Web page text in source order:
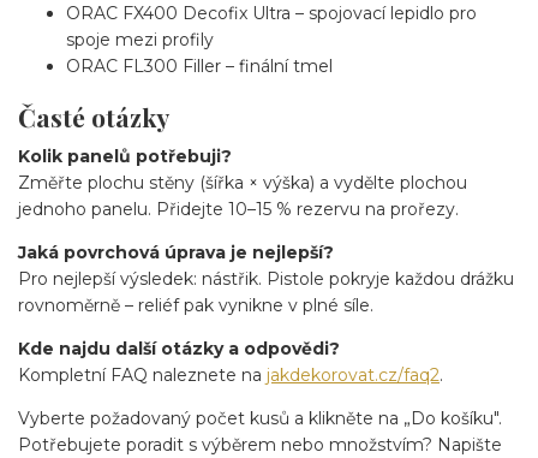
ORAC FX400 Decofix Ultra – spojovací lepidlo pro
spoje mezi profily
ORAC FL300 Filler – finální tmel
Časté otázky
Kolik panelů potřebuji?
Změřte plochu stěny (šířka × výška) a vydělte plochou
jednoho panelu. Přidejte 10–15 % rezervu na prořezy.
Jaká povrchová úprava je nejlepší?
Pro nejlepší výsledek: nástřik. Pistole pokryje každou drážku
rovnoměrně – reliéf pak vynikne v plné síle.
Kde najdu další otázky a odpovědi?
Kompletní FAQ naleznete na jakdekorovat.cz/faq2.
Vyberte požadovaný počet kusů a klikněte na „Do košíku".
Potřebujete poradit s výběrem nebo množstvím? Napište